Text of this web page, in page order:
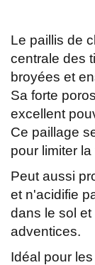
Le paillis de
centrale des
broyées et
Sa forte
excellent
Ce paillage
pour limiter
Peut aussi
et n'acidifie
dans le sol
adventices.
Idéal pour